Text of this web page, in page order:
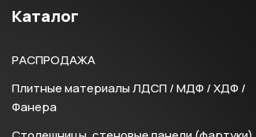
Каталог
РАСПРОДАЖА
Плитные материалы ЛДСП / МДФ / ХДФ /
Фанера